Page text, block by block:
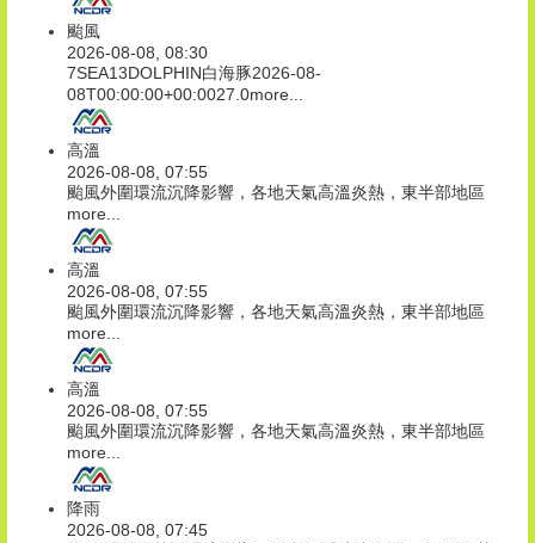
颱風
2026-08-08, 08:30
7SEA13DOLPHIN白海豚2026-08-
08T00:00:00+00:0027.0more...
高溫
2026-08-08, 07:55
颱風外圍環流沉降影響，各地天氣高溫炎熱，東半部地區
more...
高溫
2026-08-08, 07:55
颱風外圍環流沉降影響，各地天氣高溫炎熱，東半部地區
more...
高溫
2026-08-08, 07:55
颱風外圍環流沉降影響，各地天氣高溫炎熱，東半部地區
more...
降雨
2026-08-08, 07:45